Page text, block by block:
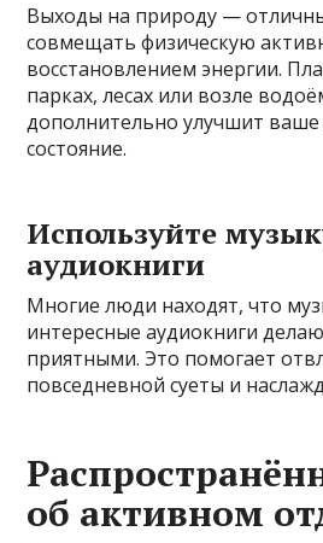
Выходы на природу —
совмещать физическую
восстановлением энергии.
парках, лесах или возле
дополнительно улучшит
состояние.
Используйте
аудиокниги
Многие люди находят, что
интересные аудиокниги
приятными. Это помогает
повседневной суеты и
об активном